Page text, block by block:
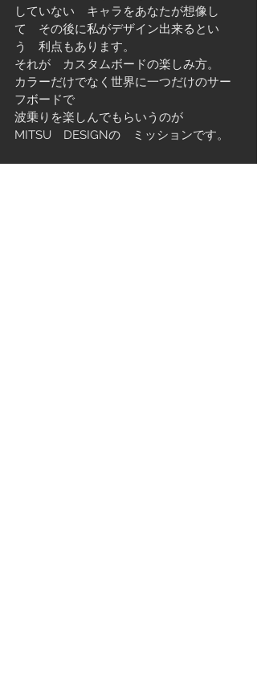
していない　キャラをあなたが想像し
て　その後に私がデザイン出来るとい
う　利点もあります。
それが　カスタムボードの楽しみ方。
カラーだけでなく世界に一つだけのサー
フボードで
波乗りを楽しんでもらいうのが
MITSU　DESIGNの　ミッションです。